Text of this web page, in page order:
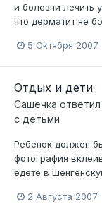
и болезни лечить
что дерматит не
5 Октября 2007
Отдых и дети
Сашечка
с детьми
Ребенок должен
фотография
едете в
2 Августа 2007